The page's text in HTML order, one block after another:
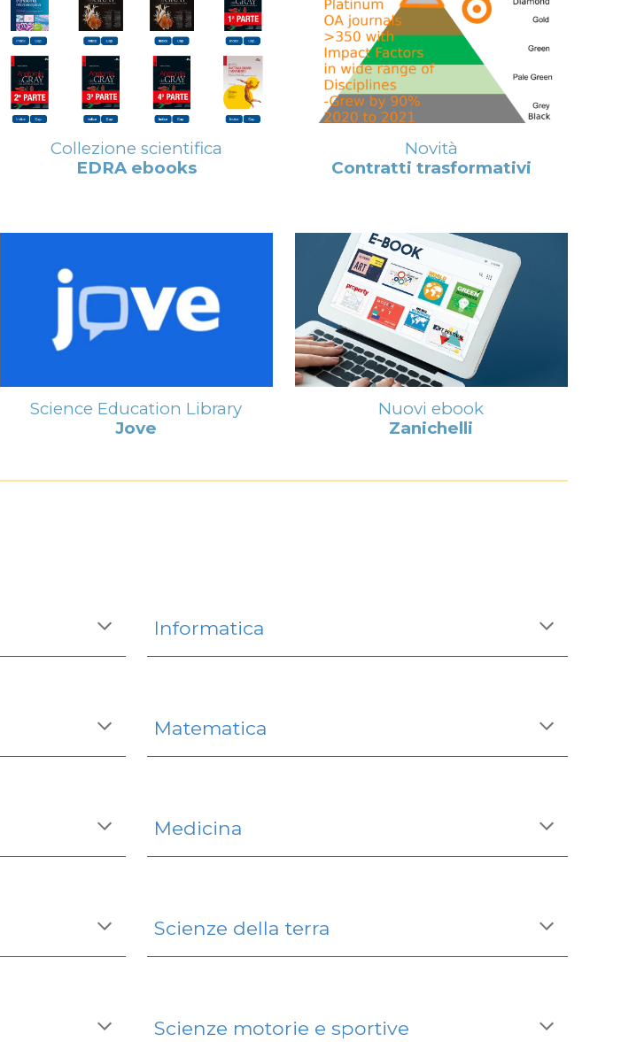
Collezione scientifica
EDRA ebooks
Novità
Contratti trasformativi
Science Education Library
Jove
Nuovi ebook
Zanichelli
Informatica
Matematica
Medicina
Scienze della terra
Scienze motorie e sportive